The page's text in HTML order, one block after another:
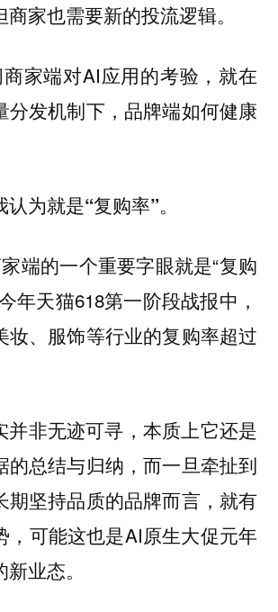
家也需要新的投流逻辑。
家端对AI应用的考验，就在
分发机制下，品牌端如何健康
为就是“复购率”。
端的一个重要字眼就是“复购
年天猫618第一阶段战报中，
妆、服饰等行业的复购率超过
并非无迹可寻，本质上它还是
的总结与归纳，而一旦牵扯到
期坚持品质的品牌而言，就有
，可能这也是AI原生大促元年
业态。